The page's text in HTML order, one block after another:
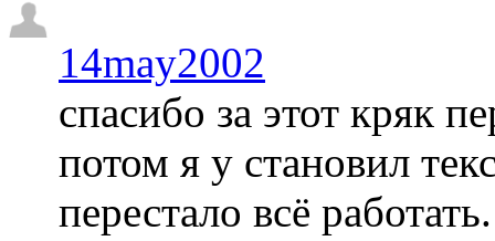
14may2002
спасибо за этот кряк
потом я у становил
перестало всё